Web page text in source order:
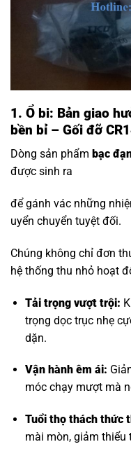
1. Ổ bi: Bản giao
bền bỉ – Gối đỡ
Dòng sản phẩm bạc
được sinh ra
để gánh vác những
uyển chuyển tuyệt đối.
Chúng không chỉ đơn
hệ thống thu nhỏ hoạt
Tải trọng vượt trội:
trọng dọc trục nhẹ
dặn.
Vận hành êm ái:
móc chạy mượt mà
Tuổi thọ thách thức
mài mòn, giảm thiểu